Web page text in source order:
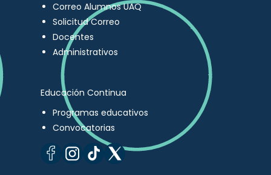
Correo Alumnos UAQ
Solicitud Correo
Docentes
Administrativos
Educación Continua
Programas educativos
Convocatorias